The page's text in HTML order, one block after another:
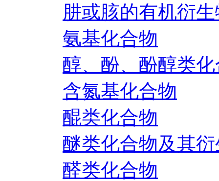
肼或胲的有机衍
氨基化合物
醇、酚、酚醇类
含氮基化合物
醌类化合物
醚类化合物及其
醛类化合物